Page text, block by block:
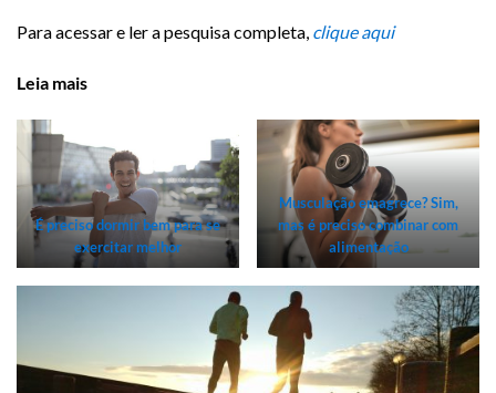
Para acessar e ler a pesquisa completa, clique aqui
Leia mais
É preciso dormir bem para se
exercitar melhor
Musculação emagrece? Sim,
mas é preciso combinar com
alimentação